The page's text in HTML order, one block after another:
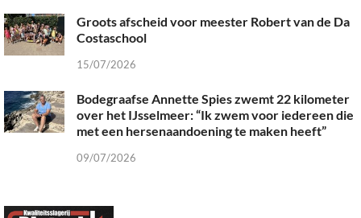
Groots afscheid voor meester Robert van de Da
Costaschool
15/07/2026
Bodegraafse Annette Spies zwemt 22 kilometer
over het IJsselmeer: “Ik zwem voor iedereen die
met een hersenaandoening te maken heeft”
09/07/2026